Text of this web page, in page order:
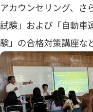
アカウンセリング、さ
試験」および「自動車
験」の合格対策講座な